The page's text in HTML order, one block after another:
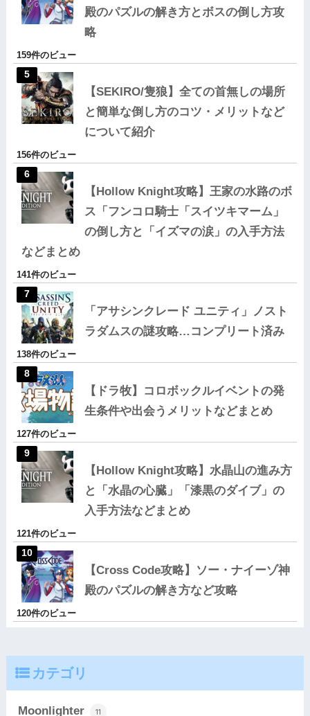
殿のパズルの解き方とボスの倒し方攻
略
159件のビュー
【SEKIRO/隻狼】全ての首無しの場所
と簡単な倒し方のコツ・メリットなど
について紹介
156件のビュー
【Hollow Knight攻略】王家の水路のボ
ス「フンコロ騎士「スイツキマーム」
の倒し方と「イズマの涙」の入手方法
などまとめ
141件のビュー
「アサシンクレード ユニティ」ノスト
ラダムスの謎攻略…コンプリート済み
138件のビュー
【ドラ牧】コロボックルイベントの発
生条件や出会うメリットなどまとめ
127件のビュー
【Hollow Knight攻略】水晶山の進み方
と「水晶の心臓」「漆黒のダイブ」の
入手方法などまとめ
121件のビュー
【Cross Code攻略】ソー・ナイーゾ神
殿のパズルの解き方など攻略
120件のビュー
カテゴリ
Moonlighter 11